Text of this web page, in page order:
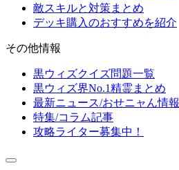
敵スキルと対策まとめ
デッキ購入のおすすめを紹介
その他情報
黒ウィズクイズ問題一覧
黒ウィズ界No.1精霊まとめ
最新ニュース/おせニャん情報
特集/コラム記事
攻略ライター募集中！